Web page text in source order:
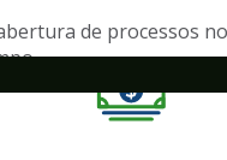
de processos no